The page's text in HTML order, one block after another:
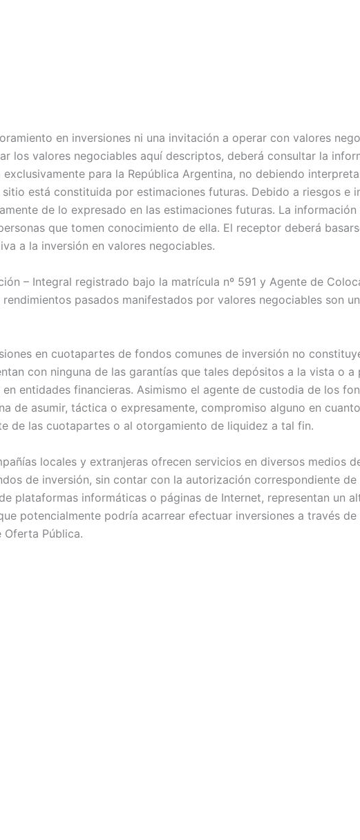
en inversiones ni una invitación a operar con valores
los valores negociables aquí descriptos, deberá consultar la
para la República Argentina, no debiendo
está constituida por estimaciones futuras. Debido a riesgos e
de lo expresado en las estimaciones futuras. La
que tomen conocimiento de ella. El receptor deberá
a la inversión en valores negociables.
– Integral registrado bajo la matrícula nº 591 y Agente de
pasados manifestados por valores negociables son
en cuotapartes de fondos comunes de inversión no
con ninguna de las garantías que tales depósitos a la vista o
entidades financieras. Asimismo el agente de custodia de los
de asumir, táctica o expresamente, compromiso alguno en
de las cuotapartes o al otorgamiento de liquidez a tal fin.
locales y extranjeras ofrecen servicios en diversos medios
de inversión, sin contar con la autorización correspondiente
plataformas informáticas o páginas de Internet, representan un
potencialmente podría acarrear efectuar inversiones a través
Oferta Pública.